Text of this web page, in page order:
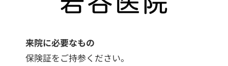
来院に必要なもの
保険証をご持参ください。